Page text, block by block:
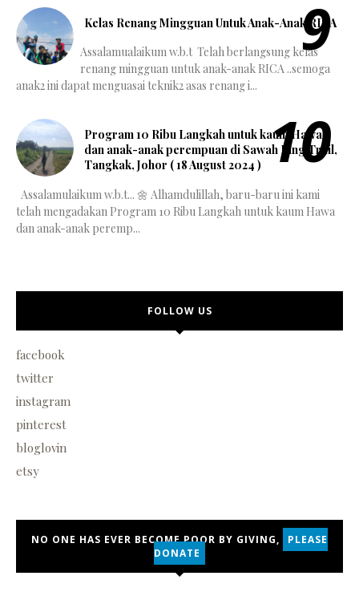
Kelas Renang Mingguan Untuk Anak-Anak RICA
Assalamualaikum w.b.t Telah berlangsung kelas
renang mingguan untuk anak-anak RICA ..semoga
anak2 ini dapat menguasai teknik2 asas renang i...
Program 10 Ribu Langkah untuk kaum Hawa
dan anak-anak perempuan di Sawah Ring Trail,
Tangkak, Johor ( 18 August 2024 )
Assalamulaikum w.b.t... 🌼 Alhamdulillah, baru-baru ini kami
telah mengadakan Program 10 Ribu Langkah untuk kaum Hawa
dan anak-anak peremp...
FOLLOW US
facebook
twitter
instagram
pinterest
bloglovin
etsy
NO ONE HAS EVER BECOME POOR BY GIVING,
PLEASE
DONATE